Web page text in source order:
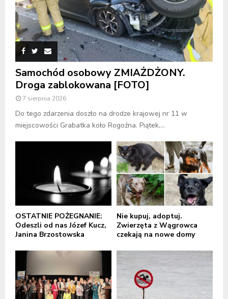
Samochód osobowy ZMIAŻDŻONY.
Droga zablokowana [FOTO]
7 sierpnia 2026
Do tego zdarzenia doszło na drodze krajowej nr 11 w
miejscowości Grabatka koło Rogoźna. Piątek,...
OSTATNIE POŻEGNANIE:
Odeszli od nas Józef Kucz,
Janina Brzostowska
Nie kupuj, adoptuj.
Zwierzęta z Wągrowca
czekają na nowe domy